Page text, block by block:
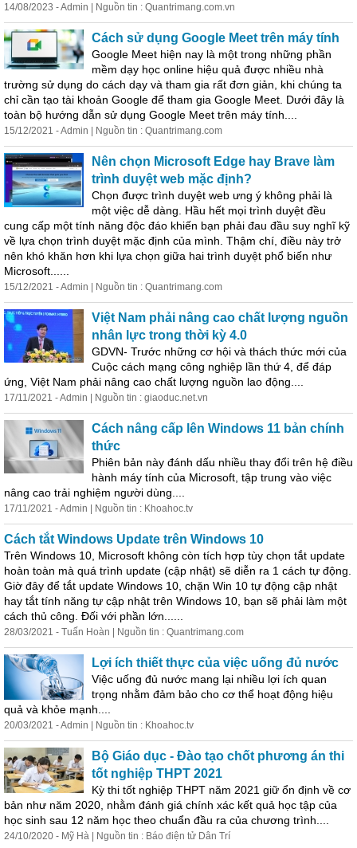
14/08/2023 - Admin | Nguồn tin : Quantrimang.com.vn
Cách sử dụng Google Meet trên máy tính
Google Meet hiện nay là một trong những phần
mềm dạy học online hiệu quả được nhiều nhà
trường sử dụng do cách dạy và tham gia rất đơn giản, khi chúng ta
chỉ cần tạo tài khoản Google để tham gia Google Meet. Dưới đây là
toàn bộ hướng dẫn sử dụng Google Meet trên máy tính....
15/12/2021 - Admin | Nguồn tin : Quantrimang.com
Nên chọn Microsoft Edge hay Brave làm
trình duyệt web mặc định?
Chọn được trình duyệt web ưng ý không phải là
một việc dễ dàng. Hầu hết mọi trình duyệt đều
cung cấp một tính năng độc đáo khiến bạn phải đau đầu suy nghĩ kỹ
về lựa chọn trình duyệt mặc định của mình. Thậm chí, điều này trở
nên khó khăn hơn khi lựa chọn giữa hai trình duyệt phổ biến như
Microsoft......
15/12/2021 - Admin | Nguồn tin : Quantrimang.com
Việt Nam phải nâng cao chất lượng nguồn
nhân lực trong thời kỳ 4.0
GDVN- Trước những cơ hội và thách thức mới của
Cuộc cách mạng công nghiệp lần thứ 4, để đáp
ứng, Việt Nam phải nâng cao chất lượng nguồn lao động....
17/11/2021 - Admin | Nguồn tin : giaoduc.net.vn
Cách nâng cấp lên Windows 11 bản chính
thức
Phiên bản này đánh dấu nhiều thay đổi trên hệ điều
hành máy tính của Microsoft, tập trung vào việc
nâng cao trải nghiệm người dùng....
17/11/2021 - Admin | Nguồn tin : Khoahoc.tv
Cách tắt Windows Update trên Windows 10
Trên Windows 10, Microsoft không còn tích hợp tùy chọn tắt update
hoàn toàn mà quá trình update (cập nhật) sẽ diễn ra 1 cách tự động.
Giờ đây để tắt update Windows 10, chặn Win 10 tự động cập nhật
hay tắt tính năng tự cập nhật trên Windows 10, bạn sẽ phải làm một
cách thủ công. Đối với phần lớn......
28/03/2021 - Tuấn Hoàn | Nguồn tin : Quantrimang.com
Lợi ích thiết thực của việc uống đủ nước
Việc uống đủ nước mang lại nhiều lợi ích quan
trọng nhằm đảm bảo cho cơ thể hoạt động hiệu
quả và khỏe mạnh....
20/03/2021 - Admin | Nguồn tin : Khoahoc.tv
Bộ Giáo dục - Đào tạo chốt phương án thi
tốt nghiệp THPT 2021
Kỳ thi tốt nghiệp THPT năm 2021 giữ ổn định về cơ
bản như năm 2020, nhằm đánh giá chính xác kết quả học tập của
học sinh sau 12 năm học theo chuẩn đầu ra của chương trình....
24/10/2020 - Mỹ Hà | Nguồn tin : Báo điện tử Dân Trí